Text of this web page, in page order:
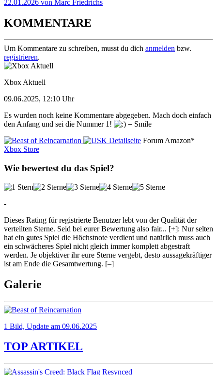
22.01.2026 von Marc Friedrichs
KOMMENTARE
Um Kommentare zu schreiben, musst du dich anmelden bzw.
registrieren.
Xbox Aktuell
09.06.2025, 12:10 Uhr
Es wurden noch keine Kommentare abgegeben. Mach doch einfach
den Anfang und sei die Nummer 1!
Detailseite Forum Amazon*
Xbox Store
Wie bewertest du das Spiel?
-
Dieses Rating für registrierte Benutzer lebt von der Qualität der
verteilten Sterne. Seid bei eurer Bewertung also fair... [+]: Nur selten
hat ein gutes Spiel die Höchstnote verdient und natürlich muss auch
ein schwächeres Spiel nicht gleich immer komplett abgestraft
werden. Je objektiver ihr eure Sterne vergebt, desto aussagekräftiger
ist am Ende die Gesamtwertung. [–]
Galerie
1 Bild, Update am 09.06.2025
TOP ARTIKEL